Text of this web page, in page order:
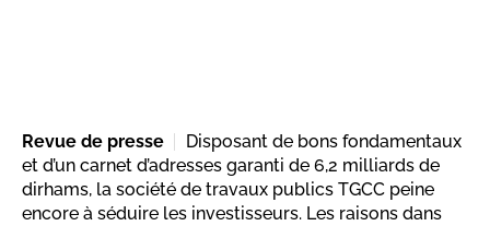
Revue de presse
Disposant de bons fondamentaux
et d’un carnet d’adresses garanti de 6,2 milliards de
dirhams, la société de travaux publics TGCC peine
encore à séduire les investisseurs. Les raisons dans